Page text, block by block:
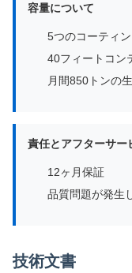
容量について
5つのコーティ
40フィートコン
月間850トンの
責任とアフターサー
12ヶ月保証
品質問題が発生
技術文書